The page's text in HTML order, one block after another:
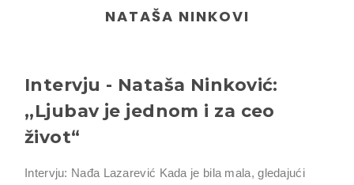
NATAŠA NINKOVI
Intervju - Nataša Ninković:
,,Ljubav je jednom i za ceo
život“
Intervju: Nađa Lazarević Kada je bila mala, gledajući